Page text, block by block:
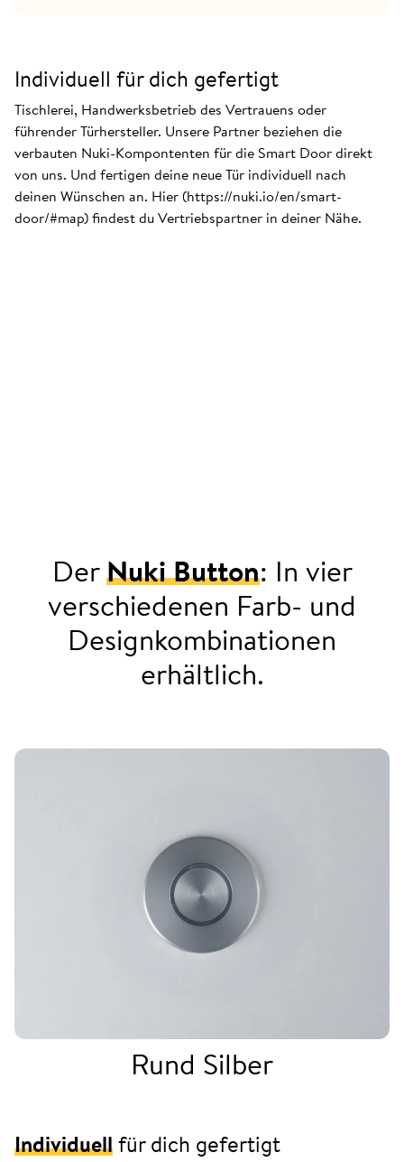
Individuell für dich gefertigt
Tischlerei, Handwerksbetrieb des Vertrauens oder
führender Türhersteller. Unsere Partner beziehen die
verbauten Nuki-Kompontenten für die Smart Door direkt
von uns. Und fertigen deine neue Tür individuell nach
deinen Wünschen an. Hier (https://nuki.io/en/smart-
door/#map) findest du Vertriebspartner in deiner Nähe.
DerNuki Button: In vier
verschiedenen Farb- und
Designkombinationen
erhältlich.
Rund Silber
Individuellfür dich gefertigt